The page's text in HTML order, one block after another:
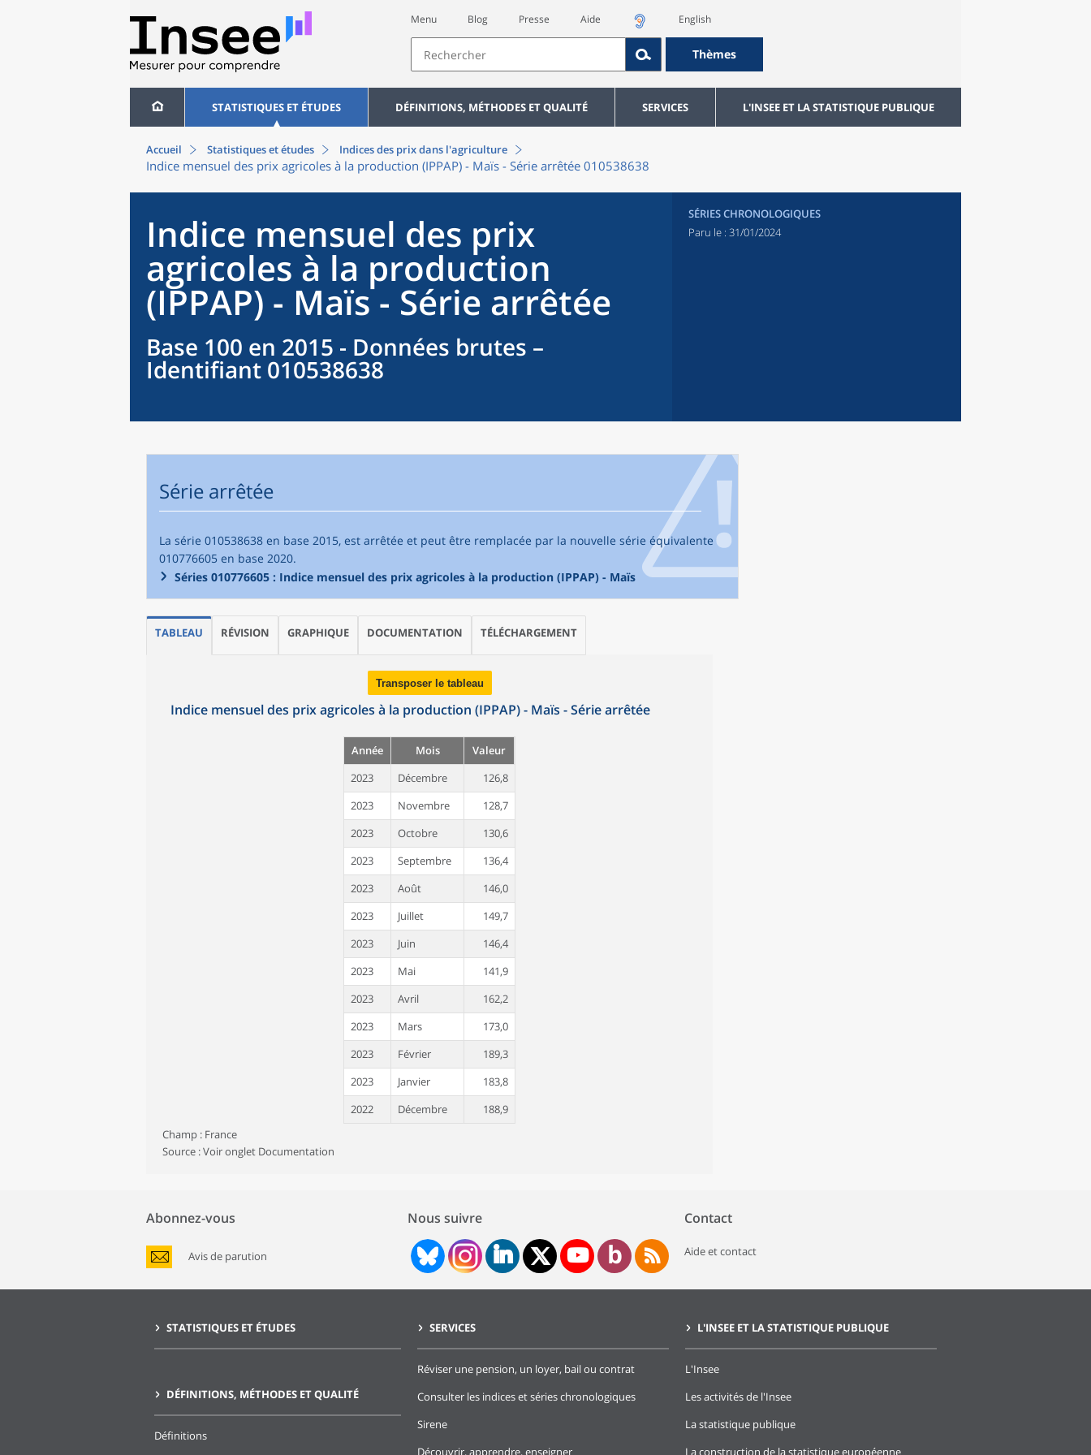
Menu Blog Presse Aide English
Thèmes
STATISTIQUES ET ÉTUDES DÉFINITIONS, MÉTHODES ET QUALITÉ SERVICES L'INSEE ET LA STATISTIQUE PUBLIQUE
Accueil Statistiques et études Indices des prix dans l'agriculture
Indice mensuel des prix agricoles à la production (IPPAP) - Maïs - Série arrêtée 010538638
Indice mensuel des prix
agricoles à la production
(IPPAP) - Maïs - Série arrêtée
Base 100 en 2015 - Données brutes –
Identifiant 010538638
SÉRIES CHRONOLOGIQUES
Paru le : 31/01/2024
Série arrêtée
La série 010538638 en base 2015, est arrêtée et peut être remplacée par la nouvelle série équivalente
010776605 en base 2020.
Séries 010776605 : Indice mensuel des prix agricoles à la production (IPPAP) - Maïs
TABLEAU RÉVISION GRAPHIQUE DOCUMENTATION TÉLÉCHARGEMENT
Transposer le tableau
Indice mensuel des prix agricoles à la production (IPPAP) - Maïs - Série arrêtée
Année Mois
Valeur
2023
Décembre
126,8
2023
Novembre
128,7
2023
Octobre
130,6
2023
Septembre
136,4
2023
Août
146,0
2023
Juillet
149,7
2023
Juin
146,4
2023
Mai
141,9
2023
Avril
162,2
2023
Mars
173,0
2023
Février
189,3
2023
Janvier
183,8
2022
Décembre
188,9
Août
Juillet
205,9
207,5
2022
2022
Janvier
Champ : France
Source : Voir onglet Documentation
Abonnez-vous
Avis de parution
Nous suivre Contact
Aide et contact
STATISTIQUES ET ÉTUDES
DÉFINITIONS, MÉTHODES ET QUALITÉ
Définitions
SERVICES
Réviser une pension, un loyer, bail ou contrat
Consulter les indices et séries chronologiques
Sirene
Découvrir, apprendre, enseigner
L'INSEE ET LA STATISTIQUE PUBLIQUE
L'Insee
Les activités de l'Insee
La statistique publique
La construction de la statistique européenne